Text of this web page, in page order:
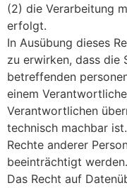
(2) die Verarbeitung
erfolgt.
In Ausübung dieses
zu erwirken, dass die
betreffenden
einem
Verantwortlichen
technisch machbar
Rechte anderer
beeinträchtigt werden.
Das Recht auf